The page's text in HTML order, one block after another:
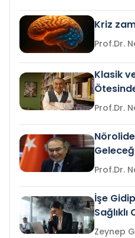
Kriz
Klasik
İşe
Gelir